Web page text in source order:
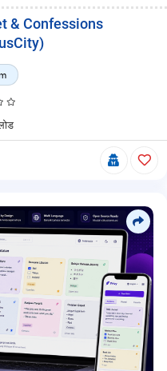
& Confessions